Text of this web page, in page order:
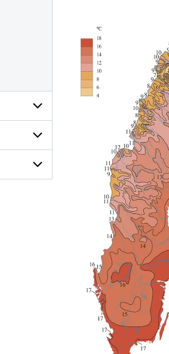
Undersidor
för
Framtidens
klimat
Undersidor
för
Klimatanpassning